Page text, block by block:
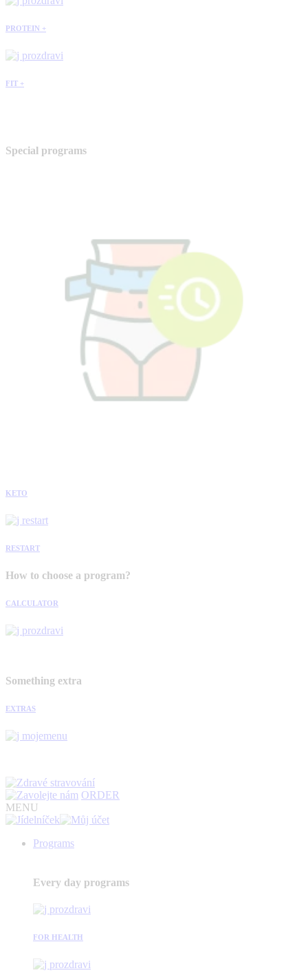
PROTEIN +
FIT +
Special programs
KETO
RESTART
How to choose a program?
CALCULATOR
Something extra
EXTRAS
ORDER
MENU
Programs
Every day programs
FOR HEALTH